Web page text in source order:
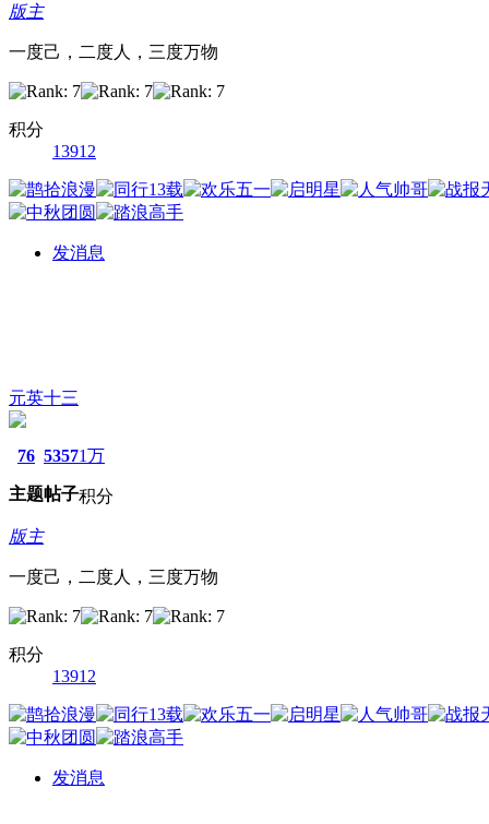
版主
一度己，二度人，三度万物
积分
13912
发消息
元英十三
76
主题
5357
帖子
1万
积分
版主
一度己，二度人，三度万物
积分
13912
发消息